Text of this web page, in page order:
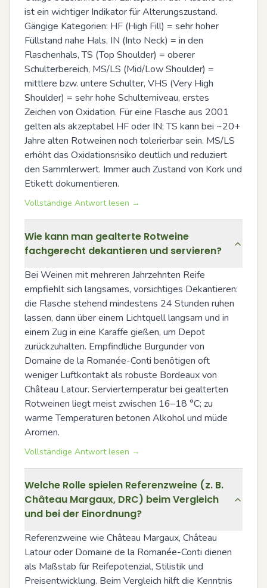
ist ein wichtiger Indikator für Alterungszustand.
Gängige Kategorien: HF (High Fill) = sehr hoher
Füllstand nahe Hals, IN (Into Neck) = in den
Flaschenhals, TS (Top Shoulder) = oberer
Schulterbereich, MS/LS (Mid/Low Shoulder) =
mittlere bzw. untere Schulter, VHS (Very High
Shoulder) = sehr hohe Schulterniveau, erstes
Zeichen von Oxidation. Für eine Flasche aus 2001
gelten als akzeptabel HF oder IN; TS kann bei ~20+
Jahre alten Rotweinen noch tolerierbar sein. MS/LS
erhöht das Oxidationsrisiko deutlich und reduziert
den Sammlerwert. Immer auch Zustand von Kork und
Etikett dokumentieren.
Vollständige Antwort lesen →
Wie kann man gealterte Rotweine
fachgerecht dekantieren und servieren?
Bei Weinen mit mehreren Jahrzehnten Reife
empfiehlt sich langsames, vorsichtiges Dekantieren:
die Flasche stehend mindestens 24 Stunden ruhen
lassen, dann über einem Lichtquell langsam und in
einem Zug in eine Karaffe gießen, um Depot
zurückzuhalten. Empfindliche Burgunder von
Domaine de la Romanée-Conti benötigen oft
weniger Luftkontakt als robuste Bordeaux von
Château Latour. Serviertemperatur bei gealterten
Rotweinen liegt meist zwischen 16–18 °C; zu
warme Temperaturen betonen Alkohol und müde
Aromen.
Vollständige Antwort lesen →
Welche Rolle spielen Referenzweine (z. B.
Château Margaux, DRC) beim Vergleich
und bei der Einordnung?
Referenzweine wie Château Margaux, Château
Latour oder Domaine de la Romanée-Conti dienen
als Maßstab für Reifepotenzial, Stilistik und
Preisentwicklung. Beim Vergleich hilft die Kenntnis